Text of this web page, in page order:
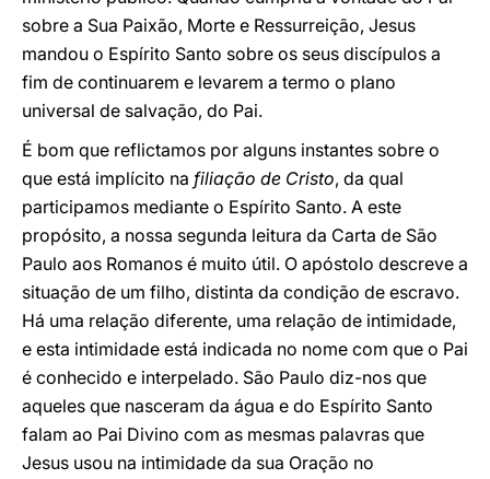
sobre a Sua Paixão, Morte e Ressurreição, Jesus
mandou o Espírito Santo sobre os seus discípulos a
fim de continuarem e levarem a termo o plano
universal de salvação, do Pai.
É bom que reflictamos por alguns instantes sobre o
que está implícito na filiação de Cristo, da qual
participamos mediante o Espírito Santo. A este
propósito, a nossa segunda leitura da Carta de São
Paulo aos Romanos é muito útil. O apóstolo descreve a
situação de um filho, distinta da condição de escravo.
Há uma relação diferente, uma relação de intimidade,
e esta intimidade está indicada no nome com que o Pai
é conhecido e interpelado. São Paulo diz-nos que
aqueles que nasceram da água e do Espírito Santo
falam ao Pai Divino com as mesmas palavras que
Jesus usou na intimidade da sua Oração no